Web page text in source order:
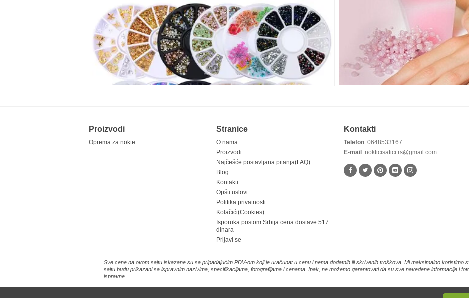
Proizvodi
Oprema za nokte
Stranice
O nama
Proizvodi
Najčešće postavljana pitanja(FAQ)
Blog
Kontakti
Opšti uslovi
Politika privatnosti
Kolačići(Cookies)
Isporuka postom Srbija cena dostave 517
dinara
Prijavi se
Kontakti
Telefon: 0648533167
E-mail: nokticisatici.rs@gmail.com
Sve cene na ovom sajtu iskazane su sa pripadajućim PDV-om koji je uračunat u cenu i nema dodatnih ili skrivenih troškova. Mi maksimalno koristimo
sajtu budu prikazani sa ispravnim nazivima, specifikacijama, fotografijama i cenama. Ipak, ne možemo garantovati da su sve navedene informacije i
ispravne.